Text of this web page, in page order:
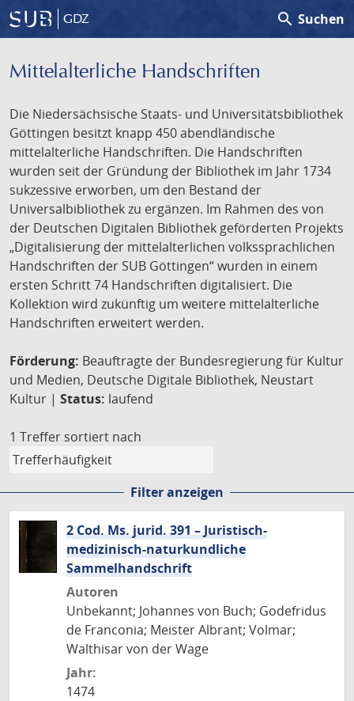
GDZ search Suchen
Mittelalterliche Handschriften
Die Niedersächsische Staats- und Universitätsbibliothek
Göttingen besitzt knapp 450 abendländische
mittelalterliche Handschriften. Die Handschriften
wurden seit der Gründung der Bibliothek im Jahr 1734
sukzessive erworben, um den Bestand der
Universalbibliothek zu ergänzen. Im Rahmen des von
der Deutschen Digitalen Bibliothek geförderten Projekts
„Digitalisierung der mittelalterlichen volkssprachlichen
Handschriften der SUB Göttingen“ wurden in einem
ersten Schritt 74 Handschriften digitalisiert. Die
Kollektion wird zukünftig um weitere mittelalterliche
Handschriften erweitert werden.
Förderung: Beauftragte der Bundesregierung für Kultur
und Medien, Deutsche Digitale Bibliothek, Neustart
Kultur | Status: laufend
1 Treffer sortiert nach
Filter anzeigen
2 Cod. Ms. jurid. 391 – Juristisch-
medizinisch-naturkundliche
Sammelhandschrift
Autoren
Unbekannt; Johannes von Buch; Godefridus
de Franconia; Meister Albrant; Volmar;
Walthisar von der Wage
Jahr:
1474